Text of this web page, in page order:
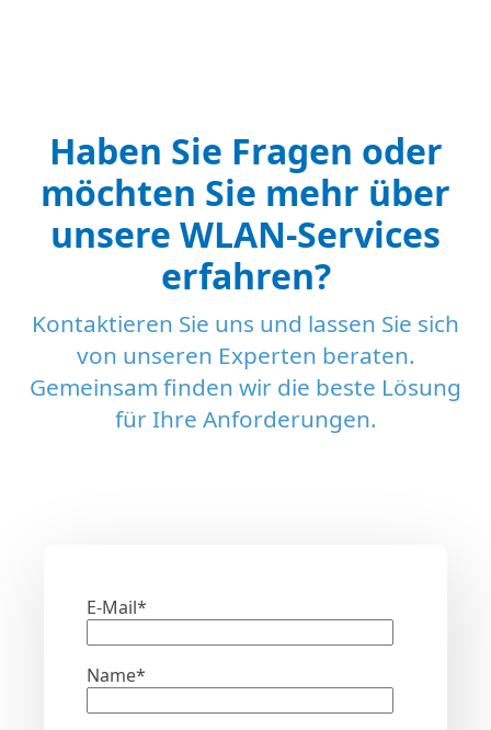
Haben Sie Fragen oder
möchten Sie mehr über
unsere WLAN-Services
erfahren?
Kontaktieren Sie uns und lassen Sie sich
von unseren Experten beraten.
Gemeinsam finden wir die beste Lösung
für Ihre Anforderungen.
E-Mail*
Name*